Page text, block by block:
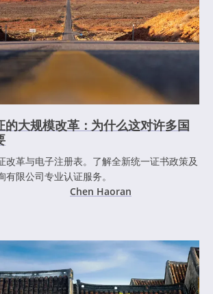
的大规模改革：为什么这对许多国
改革与电子注册表。了解全新统一证书政策及
限公司专业认证服务。
Chen Haoran